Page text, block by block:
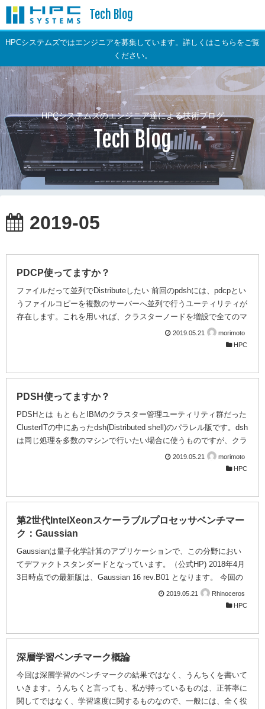
Tech Blog
HPCシステムズではエンジニアを募集しています。詳しくはこちらをご覧
ください。
HPCシステムズのエンジニア達による技術ブログ
Tech Blog
2019-05
PDCP使ってますか？
ファイルだって並列でDistributeしたい 前回のpdshには、pdcpとい
うファイルコピーを複数のサーバーへ並列で行うユーティリティが
存在します。これを用いれば、クラスターノードを増設で全てのマ
シンの/etc/hostsを更新したいとか、ライセンスサーバーのアドレ
スが変わったので静的ルートの設定ファイルを一斉に更新したいと
せんのでご注意下さい。 転送 基本的に使い方はpdshと変わりませ
ん。-wや-gで標的となるホスト名やグループを指定します。次に展
2019.05.21
morimoto
HPC
PDSH使ってますか？
PDSHとは もともとIBMのクラスター管理ユーティリティ群だった
ClusterITの中にあったdsh(Distributed shell)のパラレル版です。dsh
は同じ処理を多数のマシンで行いたい場合に使うものですが、クラ
スターシステムの大規模化やスピードアップのために、並列動作に
対応させたのがPDSHです。 RHEL/CentOSではEPELリポジトリ
node001からnode128まで128台あるとし、ログインしている管理
ノードからは、全てのマシンにパスワードなしで...
2019.05.21
morimoto
HPC
第2世代IntelXeonスケーラブルプロセッサベンチマー
ク：Gaussian
Gaussianは量子化学計算のアプリケーションで、この分野におい
てデファクトスタンダードとなっています。（公式HP) 2018年4月
3日時点での最新版は、Gaussian 16 rev.B01 となります。 今回の
ベンチマーク環境は以下となります。 第２世代環境 （第2世代イ
ンテルXeonスケーラブルプロセッサ） 第１世代環境 （第１世代イ
2019.05.21
Rhinoceros
HPC
深層学習ベンチマーク概論
今回は深層学習のベンチマークの結果ではなく、うんちくを書いて
いきます。うんちくと言っても、私が持っているものは、正答率に
関してではなく、学習速度に関するものなので、一般には、全く役